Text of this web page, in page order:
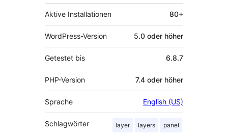
Aktive Installationen 80+
WordPress-Version 5.0 oder höher
Getestet bis 6.8.7
PHP-Version 7.4 oder höher
Sprache English (US)
Schlagwörter layer layers panel